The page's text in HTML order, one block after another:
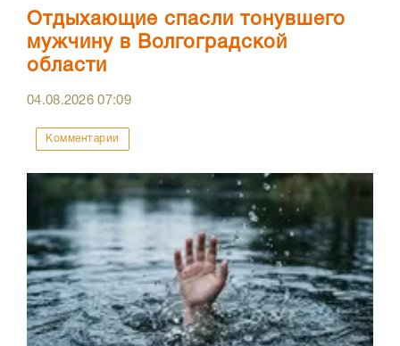
Отдыхающие спасли тонувшего
мужчину в Волгоградской
области
04.08.202607:09
Комментарии